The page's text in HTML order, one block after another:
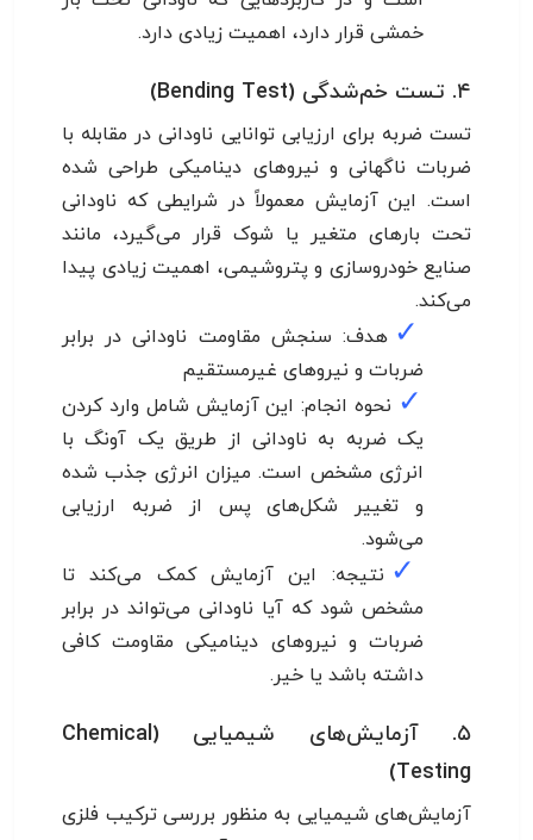
خمشی قرار دارد، اهمیت زیادی دارد.
۴. تست خم‌شدگی (Bending Test)
تست ضربه برای ارزیابی توانایی ناودانی در مقابله با
ضربات ناگهانی و نیروهای دینامیکی طراحی شده
است. این آزمایش معمولاً در شرایطی که ناودانی
تحت بارهای متغیر یا شوک قرار می‌گیرد، مانند
صنایع خودروسازی و پتروشیمی، اهمیت زیادی پیدا
می‌کند.
✓ هدف: سنجش مقاومت ناودانی در برابر
ضربات و نیروهای غیرمستقیم
✓ نحوه انجام: این آزمایش شامل وارد کردن
یک ضربه به ناودانی از طریق یک آونگ با
انرژی مشخص است. میزان انرژی جذب شده
و تغییر شکل‌های پس از ضربه ارزیابی
می‌شود.
✓ نتیجه: این آزمایش کمک می‌کند تا
مشخص شود که آیا ناودانی می‌تواند در برابر
ضربات و نیروهای دینامیکی مقاومت کافی
داشته باشد یا خیر.
۵. آزمایش‌های شیمیایی (Chemical
Testing)
آزمایش‌های شیمیایی به منظور بررسی ترکیب فلزی